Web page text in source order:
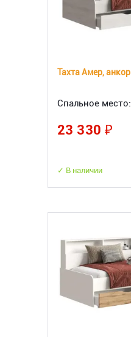
Спальное место:
23 330 ₽
✓ В наличии